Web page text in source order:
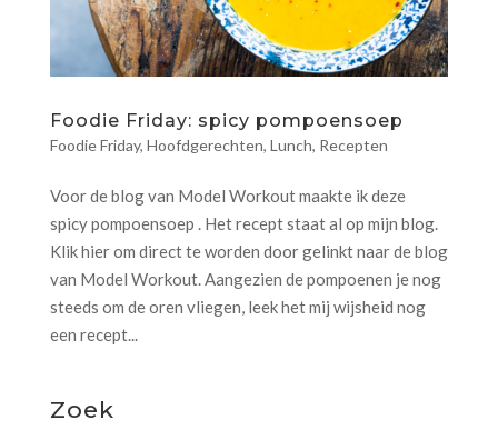
Foodie Friday: spicy pompoensoep
Foodie Friday, Hoofdgerechten, Lunch, Recepten
Voor de blog van Model Workout maakte ik deze
spicy pompoensoep . Het recept staat al op mijn blog.
Klik hier om direct te worden door gelinkt naar de blog
van Model Workout. Aangezien de pompoenen je nog
steeds om de oren vliegen, leek het mij wijsheid nog
een recept...
Zoek